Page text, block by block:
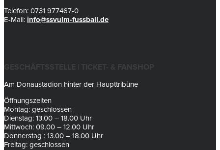
Telefon: 0731 977467-0
E-Mail: info@ssvulm-fussball.de
GESCHÄFTSSTELLE | TICKET- & FANSHOP
Am Donaustadion hinter der Haupttribüne
Öffnungszeiten
Montag: geschlossen
Dienstag: 13.00 – 18.00 Uhr
Mittwoch: 09.00 – 12.00 Uhr
Donnerstag : 13.00 – 18.00 Uhr
Freitag: geschlossen